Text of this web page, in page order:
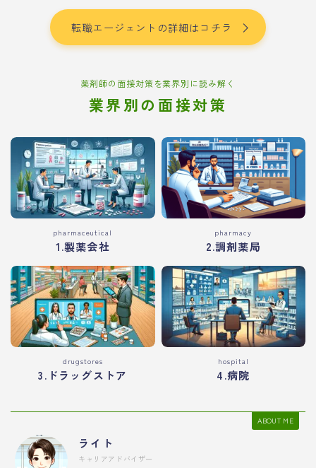
転職エージェントの詳細はコチラ
薬剤師の面接対策を業界別に読み解く
業界別の面接対策
pharmaceutical
1.製薬会社
pharmacy
2.調剤薬局
drugstores
3.ドラッグストア
hospital
4.病院
ABOUT ME
ライト
キャリアアドバイザー